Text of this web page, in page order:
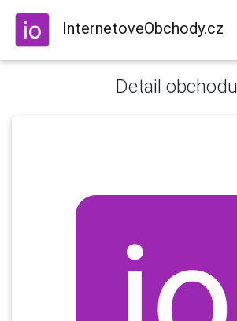
InternetoveObchody.cz
Detail obchodu